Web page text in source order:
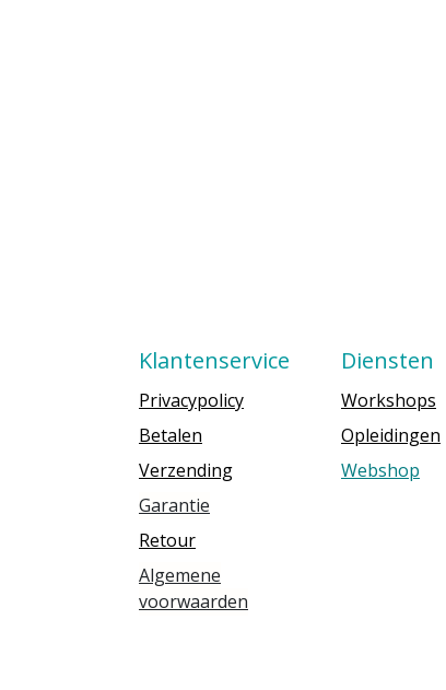
Klantenservice
Privacypolicy
Betalen
Verzending
Garantie
Retour
Algemene
voorwaarden
Diensten
Workshops
Opleidingen
Webshop